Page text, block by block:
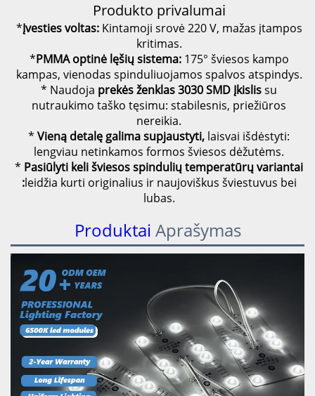
Produkto privalumai
*Įvesties voltas: Kintamoji srovė 220 V, mažas įtampos
kritimas.
*PMMA optinė lęšių sistema: 175° šviesos kampo
kampas, vienodas spinduliuojamos spalvos atspindys.
* Naudoja prekės ženklas3030 SMD Įkislissu
nutraukimo taško tęsimu: stabilesnis, priežiūros
nereikia.
* Vieną detalę galima supjaustyti, laisvai išdėstyti:
lengviau netinkamos formos šviesos dėžutėms.
* Pasiūlyti keli šviesos spindulių temperatūrų variantai
:leidžia kurti originalius ir naujoviškus šviestuvus bei
lubas.
Produktai Aprašymas